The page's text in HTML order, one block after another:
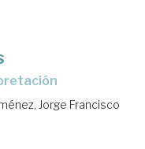
Jorge Francisco